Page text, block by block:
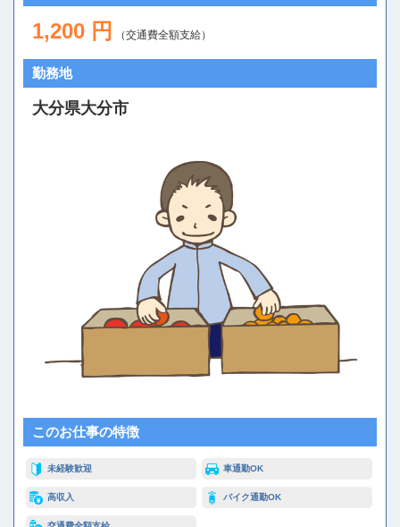
1,200 円 （交通費全額支給）
勤務地
大分県大分市
このお仕事の特徴
未経験歓迎 車通勤OK
高収入 バイク通勤OK